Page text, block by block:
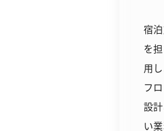
宿
を
用
フ
設
い